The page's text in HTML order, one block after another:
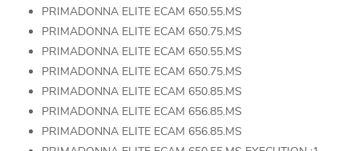
PRIMADONNA ELITE ECAM 650.55.MS
PRIMADONNA ELITE ECAM 650.75.MS
PRIMADONNA ELITE ECAM 650.55.MS
PRIMADONNA ELITE ECAM 650.75.MS
PRIMADONNA ELITE ECAM 650.85.MS
PRIMADONNA ELITE ECAM 656.85.MS
PRIMADONNA ELITE ECAM 656.85.MS